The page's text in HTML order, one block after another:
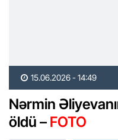
15.06.2026 - 14:49
Nərmin
öldü – FOTO